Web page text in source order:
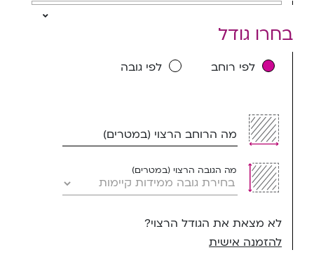
בחרו גודל
לפי רוחב לפי גובה
מה הרוחב הרצוי (במטרים)
מה הגובה הרצוי (במטרים)
לא מצאת את הגודל הרצוי?
להזמנה אישית